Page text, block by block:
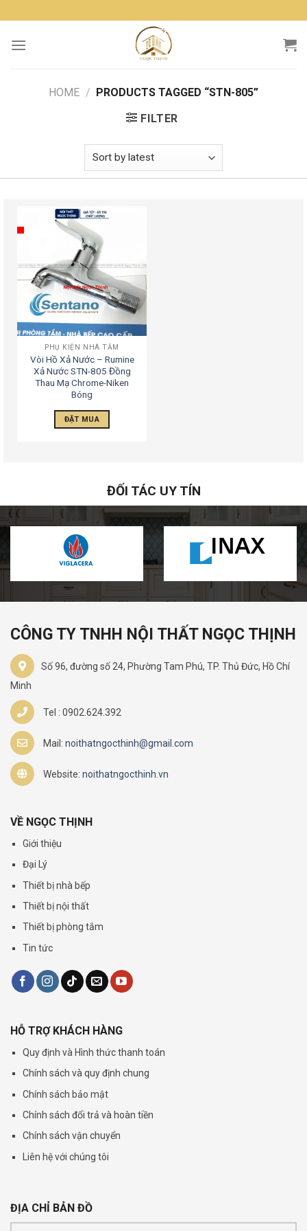
to
content
HOME / PRODUCTS TAGGED “STN-805”
FILTER
PHỤ KIỆN NHÀ TẮM
Vòi Hồ Xả Nước – Rumine
Xả Nước STN-805 Đồng
Thau Mạ Chrome-Niken
Bóng
ĐẶT MUA
ĐỐI TÁC UY TÍN
CÔNG TY TNHH NỘI THẤT NGỌC THỊNH
Số 96, đường số 24, Phường Tam Phú, TP. Thủ Đức, Hồ Chí
Minh
Tel : 0902.624.392
Mail: noithatngocthinh@gmail.com
Website: noithatngocthinh.vn
VỀ NGỌC THỊNH
Giới thiệu
Đại Lý
Thiết bị nhà bếp
Thiết bị nội thất
Thiết bị phòng tắm
Tin tức
HỖ TRỢ KHÁCH HÀNG
Quy định và Hình thức thanh toán
Chính sách và quy định chung
Chính sách bảo mật
Chính sách đổi trả và hoàn tiền
Chính sách vận chuyển
Liên hệ với chúng tôi
ĐỊA CHỈ BẢN ĐỒ